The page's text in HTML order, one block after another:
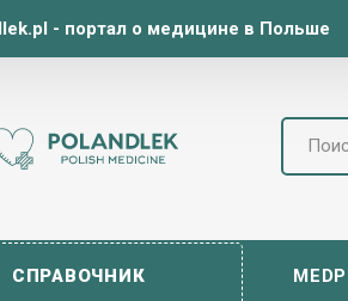
- портал о медицине в Польше
СПРАВОЧНИК